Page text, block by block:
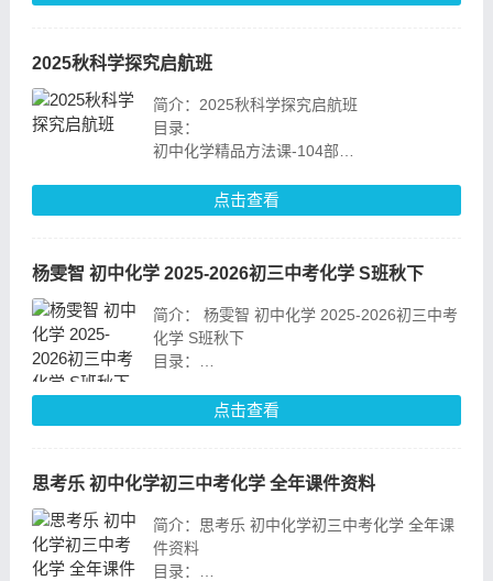
11.【真题易错】干冰不是冰
13.【真题易错
2025秋科学探究启航班
简介：2025秋科学探究启航班
目录：
初中化学精品方法课-104部
001_未来世界.mp4
002_生物及其特征地球和地球仪.mp4
004_生物与环境地球的运动上.mp4
点击查看
杨雯智 初中化学 2025-2026初三中考化学 S班秋下
简介： 杨雯智 初中化学 2025-2026初三中考
化学 S班秋下
目录：
02.【易错题专项】秋S班TY-13.mp4
03.质量守恒定律及其应用_ev.mp4
点击查看
思考乐 初中化学初三中考化学 全年课件资料
简介：思考乐 初中化学初三中考化学 全年课
件资料
目录：